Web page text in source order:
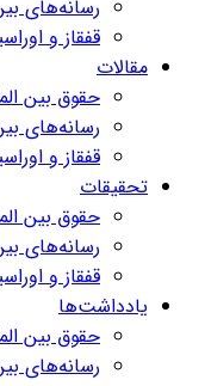
رسانه‌های بین‌المللی
قفقاز و اوراسیا
مقالات
حقوق بین الملل/
رسانه‌های بین‌المللی
قفقاز و اوراسیا
تحقیقات
حقوق بین الملل/
رسانه‌های بین‌المللی
قفقاز و اوراسیا
یادداشت‌ها
حقوق بین الملل/
رسانه‌های بین‌المللی